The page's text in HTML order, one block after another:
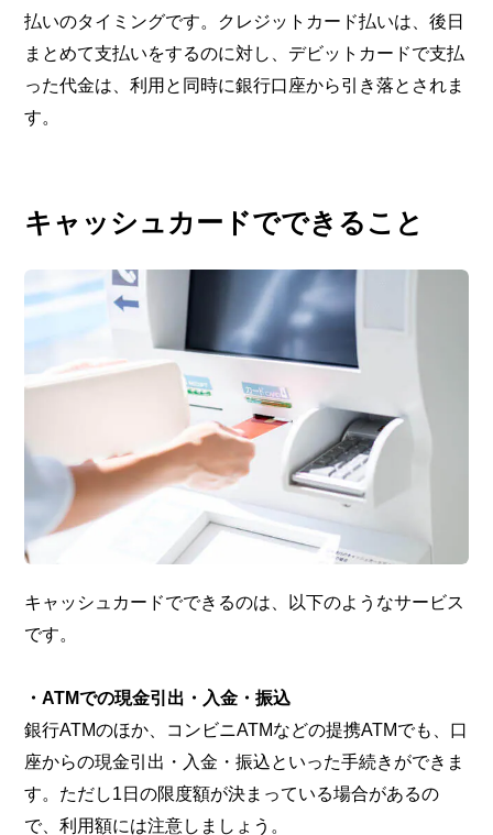
払いのタイミングです。クレジットカード払いは、後日
まとめて支払いをするのに対し、デビットカードで支払
った代金は、利用と同時に銀行口座から引き落とされま
す。
キャッシュカードでできること
キャッシュカードでできるのは、以下のようなサービス
です。
・ATMでの現金引出・入金・振込
銀行ATMのほか、コンビニATMなどの提携ATMでも、口
座からの現金引出・入金・振込といった手続きができま
す。ただし1日の限度額が決まっている場合があるの
で、利用額には注意しましょう。